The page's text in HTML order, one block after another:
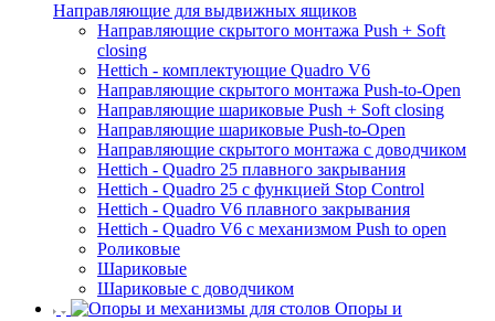
Направляющие для выдвижных ящиков
Направляющие скрытого монтажа Push + Soft
closing
Hettich - комплектующие Quadro V6
Направляющие скрытого монтажа Push-to-Open
Направляющие шариковые Push + Soft closing
Направляющие шариковые Push-to-Open
Направляющие скрытого монтажа с доводчиком
Hettich - Quadro 25 плавного закрывания
Hettich - Quadro 25 с функцией Stop Control
Hettich - Quadro V6 плавного закрывания
Hettich - Quadro V6 с механизмом Push to open
Роликовые
Шариковые
Шариковые с доводчиком
Опоры и